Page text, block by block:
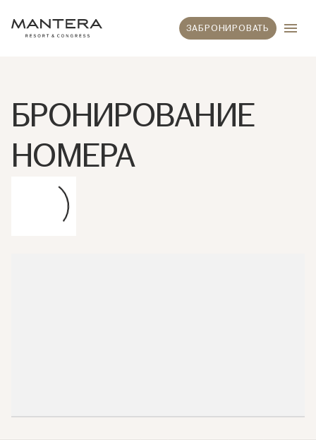
ЗАБРОНИРОВАТЬ
БРОНИРОВАНИЕ
НОМЕРА